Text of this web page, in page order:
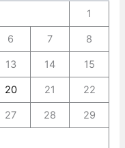
1
6 7 8
13 14 15
20 21 22
27 28 29